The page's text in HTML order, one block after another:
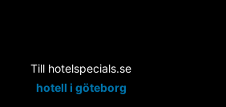
Till hotelspecials.se
hotell i göteborg